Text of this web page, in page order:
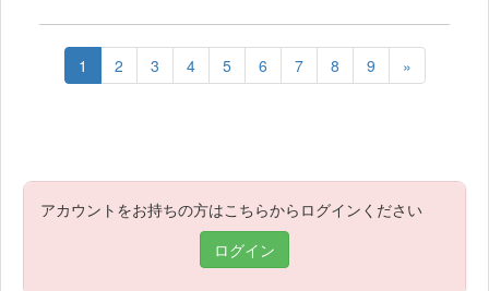
1 2 3 4 5 6 7 8 9 »
アカウントをお持ちの方はこちらからログインください
ログイン